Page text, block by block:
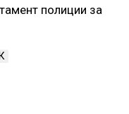
полиции за